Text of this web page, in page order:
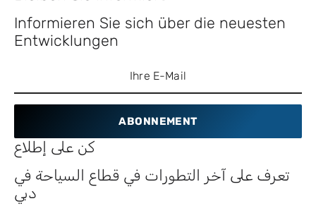
Informieren Sie sich über die neuesten
Entwicklungen
ABONNEMENT
كن على إطلاع
تعرف على آخر التطورات في قطاع السياحة في
دبي